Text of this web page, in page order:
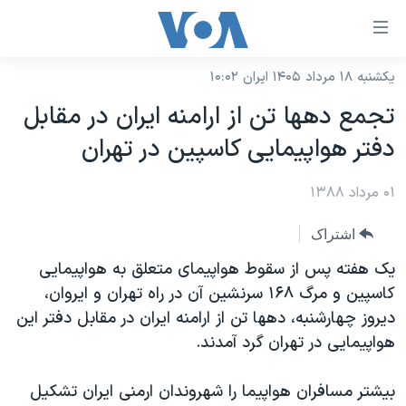
لینکهای
دسترسی
جهش
محتوای
اصلی
جهش
صفحه
اصلی
جهش
به
جستجو
نسخه سبک وب‌سایت
موضوع ها
ایران
آمریکا
جهان
ورزشی
گزیده‌ها
ویدیوها
برنامه های تلویزیونی
جدول برنامه ها
صفحه‌های ویژه
جام جهانی ۲۰۲۶
عملیات خشم حماسی
بایگانی برنامه‌های تلویزیونی
فرکانس‌های صدای آمریکا
پخش رادیویی
یکشنبه ۱۸ مرداد ۱۴۰۵ ایران ۱۰:۰۲
تجمع دهها تن از ارامنه ايران در مقابل
دفتر هواپيمايی کاسپين در تهران
۰۱ مرداد ۱۳۸۸
اشتراک
یک هفته پس از سقوط هواپیمای متعلق به هواپیمایی
کاسپین و مرگ ۱۶۸ سرنشین آن در راه تهران و ایروان،
دیروز چهارشنبه، دهها تن از ارامنه ایران در مقابل دفتر این
هواپیمایی در تهران گرد آمدند.
بیشتر مسافران هواپیما را شهروندان ارمنی ایران تشکیل